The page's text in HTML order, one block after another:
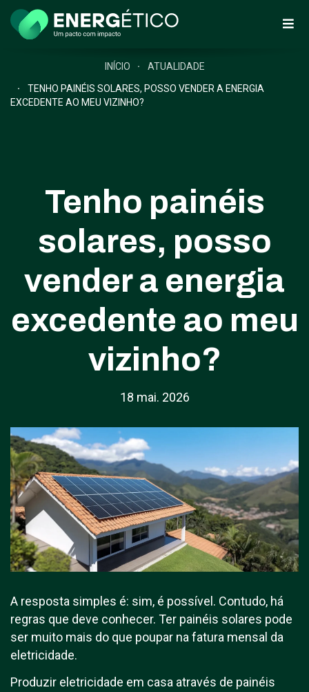
INÍCIO
ATUALIDADE
TENHO PAINÉIS SOLARES, POSSO VENDER A ENERGIA
EXCEDENTE AO MEU VIZINHO?
Tenho painéis
solares, posso
vender a energia
excedente ao meu
vizinho?
18 mai. 2026
A resposta simples é: sim, é possível. Contudo, há
regras que deve conhecer. Ter painéis solares pode
ser muito mais do que poupar na fatura mensal da
eletricidade.
Produzir eletricidade em casa através de painéis